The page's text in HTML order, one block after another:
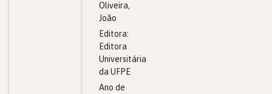
Oliveira,
João
Editora:
Editora
Universitária
da UFPE
Ano de